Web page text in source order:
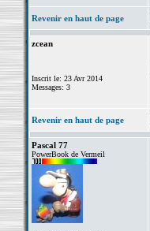
Revenir en haut de page
zcean
Inscrit le: 23 Avr 2014
Messages: 3
Revenir en haut de page
Pascal 77
PowerBook de Vermeil